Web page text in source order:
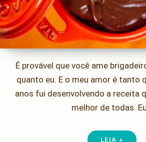
É provável que você ame
quanto eu. E o meu amor é tanto
anos fui desenvolvendo a receita
melhor de todas.
LEIA +